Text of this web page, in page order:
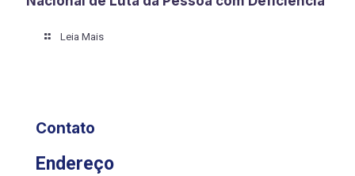
Leia Mais
Contato
Endereço